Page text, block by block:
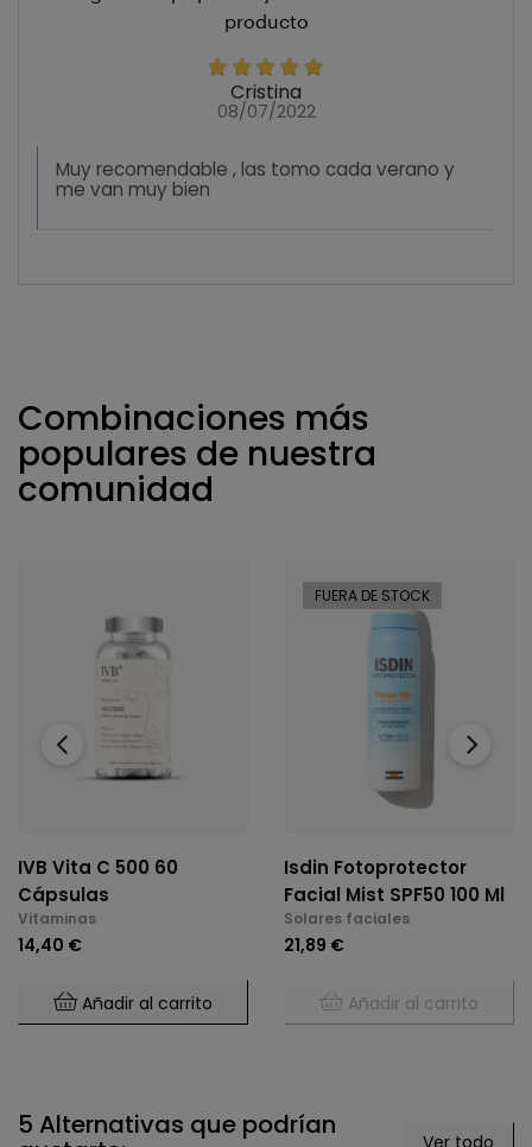
producto
Cristina
08/07/2022
Muy recomendable , las tomo cada verano y
me van muy bien
Combinaciones más
populares de nuestra
comunidad
IVB Vita C 500 60
Cápsulas
Vitaminas
14,40 €
Añadir al carrito
FUERA DE STOCK
Isdin Fotoprotector
Facial Mist SPF50 100 Ml
Solares faciales
21,89 €
Añadir al carrito
‹ ›
5 Alternativas que podrían
Ver todo